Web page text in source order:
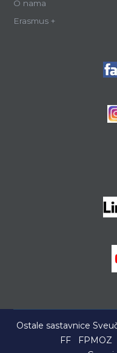
O nama
Erasmus +
Ostale sastavnice
FF
FPMOZ